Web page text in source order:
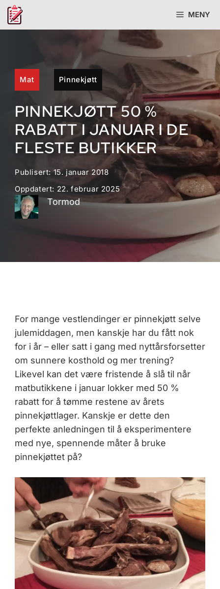
Hopp
MENY
Mat Pinnekjøtt
PINNEKJØTT 50 %
RABATT I JANUAR I DE
FLESTE BUTIKKER
Publisert:15. januar 2018
Oppdatert: 22. februar 2025
Tormod
For mange vestlendinger er pinnekjøtt selve
julemiddagen, men kanskje har du fått nok
for i år – eller satt i gang med nyttårsforsetter
om sunnere kosthold og mer trening?
Likevel kan det være fristende å slå til når
matbutikkene i januar lokker med 50 %
rabatt for å tømme restene av årets
pinnekjøttlager. Kanskje er dette den
perfekte anledningen til å eksperimentere
med nye, spennende måter å bruke
pinnekjøttet på?